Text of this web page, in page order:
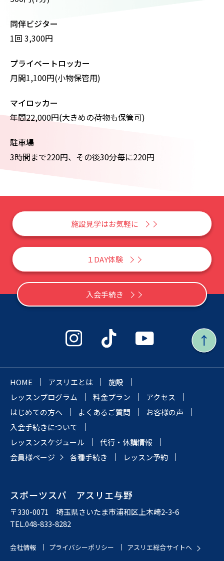
同伴ビジター
1回 3,300円
プライベートロッカー
月間1,100円(⼩物保管⽤)
マイロッカー
年間22,000円(大きめの荷物も保管可)
駐車場
3時間まで220円、その後30分毎に220円
施設見学はお気軽に
１DAY体験
入会手続き
HOME アスリエとは
施設
レッスンプログラム
料金プラン
アクセス
はじめての方へ
よくあるご質問
お客様の声
入会手続きについて
レッスンスケジュール
代行・休講情報
会員様ページ
各種手続き レッスン予約
スポーツスパ アスリエ与野
〒330-0071 埼玉県さいたま市浦和区上木崎2-3-6
TEL.048-833-8282
会社情報 プライバシーポリシー アスリエ総合サイトへ